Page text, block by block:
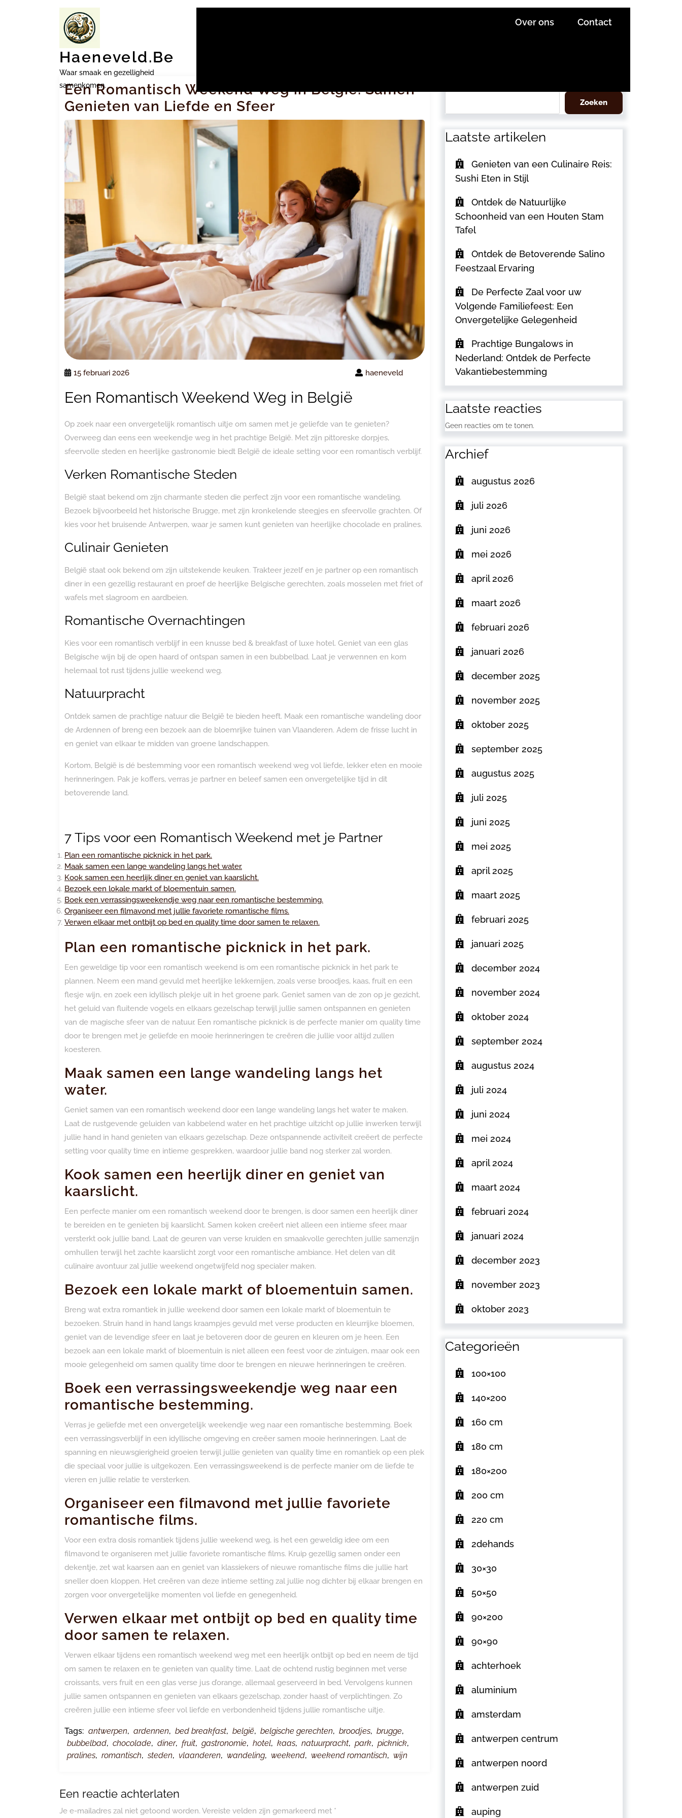
Haeneveld.be
Waar smaak en gezelligheid
samenkomen.
Over ons Contact
Een Romantisch Weekend Weg in België: Samen
Genieten van Liefde en Sfeer
15 februari 2026 haeneveld
Een Romantisch Weekend Weg in België
Op zoek naar een onvergetelijk romantisch uitje om samen met je geliefde van te genieten?
Overweeg dan eens een weekendje weg in het prachtige België. Met zijn pittoreske dorpjes,
sfeervolle steden en heerlijke gastronomie biedt België de ideale setting voor een romantisch verblijf.
Verken Romantische Steden
België staat bekend om zijn charmante steden die perfect zijn voor een romantische wandeling.
Bezoek bijvoorbeeld het historische Brugge, met zijn kronkelende steegjes en sfeervolle grachten. Of
kies voor het bruisende Antwerpen, waar je samen kunt genieten van heerlijke chocolade en pralines.
Culinair Genieten
België staat ook bekend om zijn uitstekende keuken. Trakteer jezelf en je partner op een romantisch
diner in een gezellig restaurant en proef de heerlijke Belgische gerechten, zoals mosselen met friet of
wafels met slagroom en aardbeien.
Romantische Overnachtingen
Kies voor een romantisch verblijf in een knusse bed & breakfast of luxe hotel. Geniet van een glas
Belgische wijn bij de open haard of ontspan samen in een bubbelbad. Laat je verwennen en kom
helemaal tot rust tijdens jullie weekend weg.
Natuurpracht
Ontdek samen de prachtige natuur die België te bieden heeft. Maak een romantische wandeling door
de Ardennen of breng een bezoek aan de bloemrijke tuinen van Vlaanderen. Adem de frisse lucht in
en geniet van elkaar te midden van groene landschappen.
Kortom, België is dé bestemming voor een romantisch weekend weg vol liefde, lekker eten en mooie
herinneringen. Pak je koffers, verras je partner en beleef samen een onvergetelijke tijd in dit
betoverende land.
7 Tips voor een Romantisch Weekend met je Partner
Plan een romantische picknick in het park.
Maak samen een lange wandeling langs het water.
Kook samen een heerlijk diner en geniet van kaarslicht.
Bezoek een lokale markt of bloementuin samen.
Boek een verrassingsweekendje weg naar een romantische bestemming.
Organiseer een filmavond met jullie favoriete romantische films.
Verwen elkaar met ontbijt op bed en quality time door samen te relaxen.
Plan een romantische picknick in het park.
Een geweldige tip voor een romantisch weekend is om een ​​romantische picknick in het park te
plannen. Neem een ​​mand gevuld met heerlijke lekkernijen, zoals verse broodjes, kaas, fruit en een
flesje wijn, en zoek een idyllisch plekje uit in het groene park. Geniet samen van de zon op je gezicht,
het geluid van fluitende vogels en elkaars gezelschap terwijl jullie samen ontspannen en genieten
van de magische sfeer van de natuur. Een romantische picknick is de perfecte manier om quality time
door te brengen met je geliefde en mooie herinneringen te creëren die jullie voor altijd zullen
koesteren.
Maak samen een lange wandeling langs het
water.
Geniet samen van een romantisch weekend door een lange wandeling langs het water te maken.
Laat de rustgevende geluiden van kabbelend water en het prachtige uitzicht op jullie inwerken terwijl
jullie hand in hand genieten van elkaars gezelschap. Deze ontspannende activiteit creëert de perfecte
setting voor quality time en intieme gesprekken, waardoor jullie band nog sterker zal worden.
Kook samen een heerlijk diner en geniet van
kaarslicht.
Een perfecte manier om een romantisch weekend door te brengen, is door samen een heerlijk diner
te bereiden en te genieten bij kaarslicht. Samen koken creëert niet alleen een intieme sfeer, maar
versterkt ook jullie band. Laat de geuren van verse kruiden en smaakvolle gerechten jullie samenzijn
omhullen terwijl het zachte kaarslicht zorgt voor een romantische ambiance. Het delen van dit
culinaire avontuur zal jullie weekend ongetwijfeld nog specialer maken.
Bezoek een lokale markt of bloementuin samen.
Breng wat extra romantiek in jullie weekend door samen een lokale markt of bloementuin te
bezoeken. Struin hand in hand langs kraampjes gevuld met verse producten en kleurrijke bloemen,
geniet van de levendige sfeer en laat je betoveren door de geuren en kleuren om je heen. Een
bezoek aan een lokale markt of bloementuin is niet alleen een feest voor de zintuigen, maar ook een
mooie gelegenheid om samen quality time door te brengen en nieuwe herinneringen te creëren.
Boek een verrassingsweekendje weg naar een
romantische bestemming.
Verras je geliefde met een onvergetelijk weekendje weg naar een romantische bestemming. Boek
een verrassingsverblijf in een idyllische omgeving en creëer samen mooie herinneringen. Laat de
spanning en nieuwsgierigheid groeien terwijl jullie genieten van quality time en romantiek op een plek
die speciaal voor jullie is uitgekozen. Een verrassingsweekend is de perfecte manier om de liefde te
vieren en jullie relatie te versterken.
Organiseer een filmavond met jullie favoriete
romantische films.
Voor een extra dosis romantiek tijdens jullie weekend weg, is het een geweldig idee om een
filmavond te organiseren met jullie favoriete romantische films. Kruip gezellig samen onder een
dekentje, zet wat kaarsen aan en geniet van klassiekers of nieuwe romantische films die jullie hart
sneller doen kloppen. Het creëren van deze intieme setting zal jullie nog dichter bij elkaar brengen en
zorgen voor onvergetelijke momenten vol liefde en genegenheid.
Verwen elkaar met ontbijt op bed en quality time
door samen te relaxen.
Verwen elkaar tijdens een romantisch weekend weg met een heerlijk ontbijt op bed en neem de tijd
om samen te relaxen en te genieten van quality time. Laat de ochtend rustig beginnen met verse
croissants, vers fruit en een glas verse jus d’orange, allemaal geserveerd in bed. Vervolgens kunnen
jullie samen ontspannen en genieten van elkaars gezelschap, zonder haast of verplichtingen. Zo
creëren jullie een intieme sfeer vol liefde en verbondenheid tijdens jullie romantische uitje.
Tags: antwerpen, ardennen, bed breakfast, belgië, belgische gerechten, broodjes, brugge,
bubbelbad, chocolade, diner, fruit, gastronomie, hotel, kaas, natuurpracht, park, picknick,
pralines, romantisch, steden, vlaanderen, wandeling, weekend, weekend romantisch, wijn
Een reactie achterlaten
Je e-mailadres zal niet getoond worden. Vereiste velden zijn gemarkeerd met *
Zoeken
Laatste artikelen
Genieten van een Culinaire Reis:
Sushi Eten in Stijl
Ontdek de Natuurlijke
Schoonheid van een Houten Stam
Tafel
Ontdek de Betoverende Salino
Feestzaal Ervaring
De Perfecte Zaal voor uw
Volgende Familiefeest: Een
Onvergetelijke Gelegenheid
Prachtige Bungalows in
Nederland: Ontdek de Perfecte
Vakantiebestemming
Laatste reacties
Geen reacties om te tonen.
Archief
augustus 2026
juli 2026
juni 2026
mei 2026
april 2026
maart 2026
februari 2026
januari 2026
december 2025
november 2025
oktober 2025
september 2025
augustus 2025
juli 2025
juni 2025
mei 2025
april 2025
maart 2025
februari 2025
januari 2025
december 2024
november 2024
oktober 2024
september 2024
augustus 2024
juli 2024
juni 2024
mei 2024
april 2024
maart 2024
februari 2024
januari 2024
december 2023
november 2023
oktober 2023
Categorieën
100×100
140×200
160 cm
180 cm
180×200
200 cm
220 cm
2dehands
30×30
50×50
90×200
90×90
achterhoek
aluminium
amsterdam
antwerpen centrum
antwerpen noord
antwerpen zuid
auping